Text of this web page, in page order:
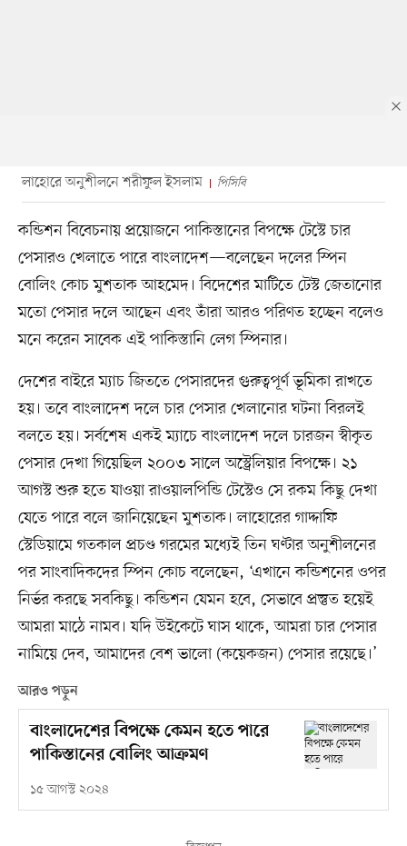
লাহোরে অনুশীলনে শরীফুল ইসলাম পিসিবি
কন্ডিশন বিবেচনায় প্রয়োজনে পাকিস্তানের বিপক্ষে টেস্টে চার
পেসারও খেলাতে পারে বাংলাদেশ—বলেছেন দলের স্পিন
বোলিং কোচ মুশতাক আহমেদ। বিদেশের মাটিতে টেস্ট জেতানোর
মতো পেসার দলে আছেন এবং তাঁরা আরও পরিণত হচ্ছেন বলেও
মনে করেন সাবেক এই পাকিস্তানি লেগ স্পিনার।
দেশের বাইরে ম্যাচ জিততে পেসারদের গুরুত্বপূর্ণ ভূমিকা রাখতে
হয়। তবে বাংলাদেশ দলে চার পেসার খেলানোর ঘটনা বিরলই
বলতে হয়। সর্বশেষ একই ম্যাচে বাংলাদেশ দলে চারজন স্বীকৃত
পেসার দেখা গিয়েছিল ২০০৩ সালে অস্ট্রেলিয়ার বিপক্ষে। ২১
আগস্ট শুরু হতে যাওয়া রাওয়ালপিন্ডি টেস্টেও সে রকম কিছু দেখা
যেতে পারে বলে জানিয়েছেন মুশতাক। লাহোরের গাদ্দাফি
স্টেডিয়ামে গতকাল প্রচণ্ড গরমের মধ্যেই তিন ঘণ্টার অনুশীলনের
পর সাংবাদিকদের স্পিন কোচ বলেছেন, ‘এখানে কন্ডিশনের ওপর
নির্ভর করছে সবকিছু। কন্ডিশন যেমন হবে, সেভাবে প্রস্তুত হয়েই
আমরা মাঠে নামব। যদি উইকেটে ঘাস থাকে, আমরা চার পেসার
নামিয়ে দেব, আমাদের বেশ ভালো (কয়েকজন) পেসার রয়েছে।’
আরও পড়ুন
বাংলাদেশের বিপক্ষে কেমন হতে পারে
পাকিস্তানের বোলিং আক্রমণ
১৫ আগস্ট ২০২৪